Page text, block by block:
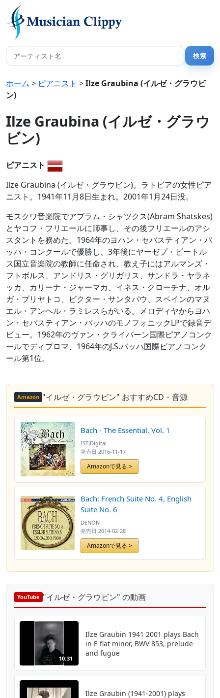
ホーム > ピアニスト >Ilze Graubina (イルゼ・グラウビ
ン)
Ilze Graubina (イルゼ・グラウ
ビン)
ピアニスト
Ilze Graubina (イルゼ・グラウビン)。ラトビアの女性ピア
ニスト。1941年11月8日生まれ。2001年1月24日没。
モスクワ音楽院でアブラム・シャツクス(Abram Shatskes)
とヤコフ・フリエールに師事し、その後フリエールのアシ
スタントを務めた。1964年のヨハン・セバスティアン・バ
ッハ・コンクールで優勝し、3年後にヤーゼプ・ビートル
ス国立音楽院の教師に任命され、教え子にはアルマンズ・
フトボルス、アンドリス・グリガリス、サンドラ・ヤラネ
ッカ、カリーナ・ジャーマカ、イネス・クローチナ、オル
ガ・プリヤトコ、ビクター・サンタパウ、スペインのマヌ
エル・アンヘル・ラミレスらがいる。メロディヤからヨハ
ン・セバスティアン・バッハのモノフォニックLPで録音デ
ビュー。1962年のヴァン・クライバーン国際ピアノコンク
ールでディプロマ、1964年のJ.S.バッハ国際ピアノコンク
ール第1位。
Amazon "イルゼ・グラウビン" おすすめCD・音源
Bach - The Essential, Vol. 1
ISTJDigital
発売日 2016-11-17
Amazonで見る >
Bach: French Suite No. 4, English
Suite No. 6
DENON
発売日 2014-02-28
Amazonで見る >
YouTube "イルゼ・グラウビン" の動画
10:31
Ilze Graubin 1941 2001 plays Bach
in E flat minor, BWV 853, prelude
and fugue
Ilze Graubin (1941-2001) plays